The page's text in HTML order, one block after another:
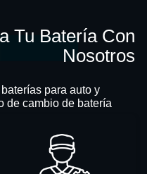
Tu Batería Con
Nosotros
para auto y
de cambio de batería